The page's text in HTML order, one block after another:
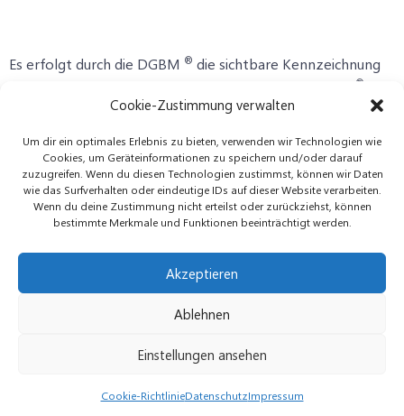
Cookie-Zustimmung verwalten
Um dir ein optimales Erlebnis zu bieten, verwenden wir Technologien wie
Cookies, um Geräteinformationen zu speichern und/oder darauf
zuzugreifen. Wenn du diesen Technologien zustimmst, können wir Daten
wie das Surfverhalten oder eindeutige IDs auf dieser Website verarbeiten.
Wenn du deine Zustimmung nicht erteilst oder zurückziehst, können
bestimmte Merkmale und Funktionen beeinträchtigt werden.
Akzeptieren
Ablehnen
Einstellungen ansehen
Cookie-RichtlinieDatenschutzImpressum
Es erfolgt durch die DGBM ® die sichtbare Kennzeichnung
®
Homepage Datenbank der Kursleitungen!
Impressum
Cookie-Richtlinie (EU)
Kindermassage e.V. Created by Datwork Systeme